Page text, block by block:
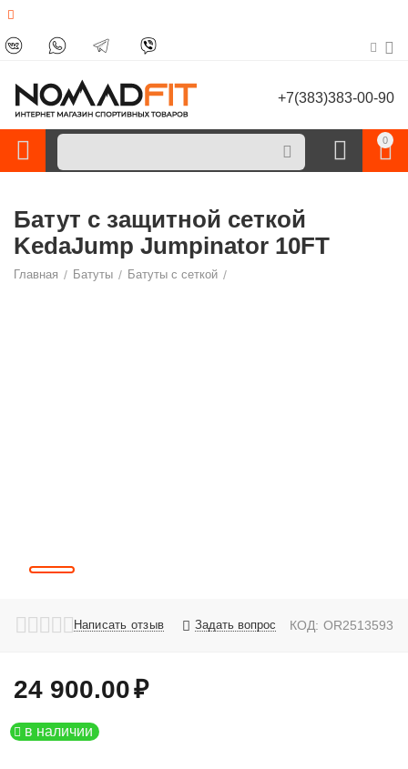
+7(383)383-00-90
0
Батут с защитной сеткой
KedaJump Jumpinator 10FT
Главная / Батуты / Батуты с сеткой /
Написать отзыв Задать вопрос КОД: OR2513593
24 900.00₽
в наличии